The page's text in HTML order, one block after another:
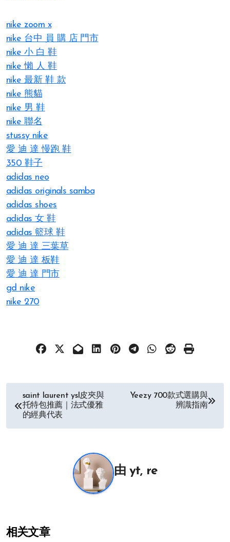
nike zoom x
nike 台中 員 購 店 門市
nike 小 白 鞋
nike 懶 人 鞋
nike 最新 鞋 款
nike 熊貓
nike 男 鞋
nike 聯名
stussy nike
愛 迪 達 慢跑 鞋
350 鞋子
adidas neo
adidas originals samba
adidas shoes
adidas 女 鞋
adidas 籃球 鞋
愛 迪 達 三葉草
愛 迪 達 板鞋
愛 迪 達 門市
gd nike
nike 270
saint laurent ysl皮夾與
托特包推薦｜法式優雅
的經典代表
Yeezy 700款式選購與
辨識指南
由yt, re
相关文章